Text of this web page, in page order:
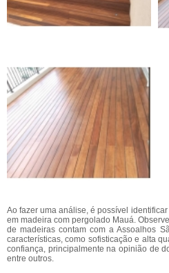
Ao fazer uma análise, é possível
em madeira com pergolado Mauá.
de madeiras contam com a Assoalhos
características, como sofisticação e alta
confiança, principalmente na opinião de
entre outros.